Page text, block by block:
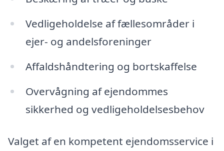
Vedligeholdelse af fællesområder i
ejer- og andelsforeninger
Affaldshåndtering og bortskaffelse
Overvågning af ejendommes
sikkerhed og vedligeholdelsesbehov
Valget af en kompetent ejendomsservice i